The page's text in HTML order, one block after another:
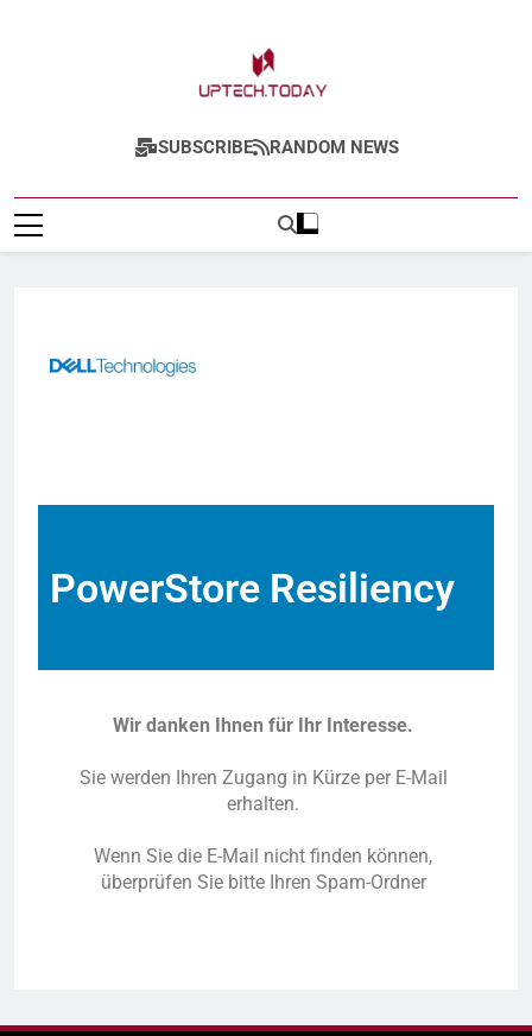
Uptech.today
SUBSCRIBE RANDOM NEWS
PowerStore Resiliency
Wir danken Ihnen für Ihr Interesse.
Sie werden Ihren Zugang in Kürze per E-Mail
erhalten.
Wenn Sie die E-Mail nicht finden können,
überprüfen Sie bitte Ihren Spam-Ordner